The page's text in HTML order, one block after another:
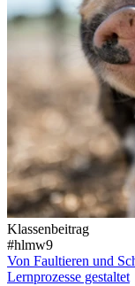
Klassenbeitrag
#hlmw9
Von Faultieren und
Lernprozesse gestaltet